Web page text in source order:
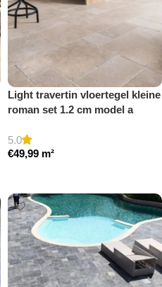
Light travertin vloertegel kleine
roman set 1.2 cm model a
5.0
€49,99 m²